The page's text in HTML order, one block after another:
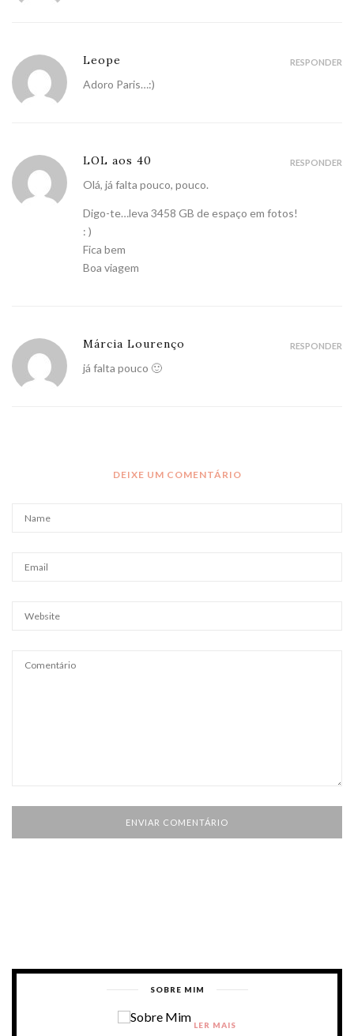
Leope
Adoro Paris…:)
RESPONDER
LOL aos 40
Olá, já falta pouco, pouco.
Digo-te…leva 3458 GB de espaço em fotos!
: )
Fica bem
Boa viagem
RESPONDER
Márcia Lourenço
já falta pouco 🙂
RESPONDER
DEIXE UM COMENTÁRIO
SOBRE MIM
LER MAIS